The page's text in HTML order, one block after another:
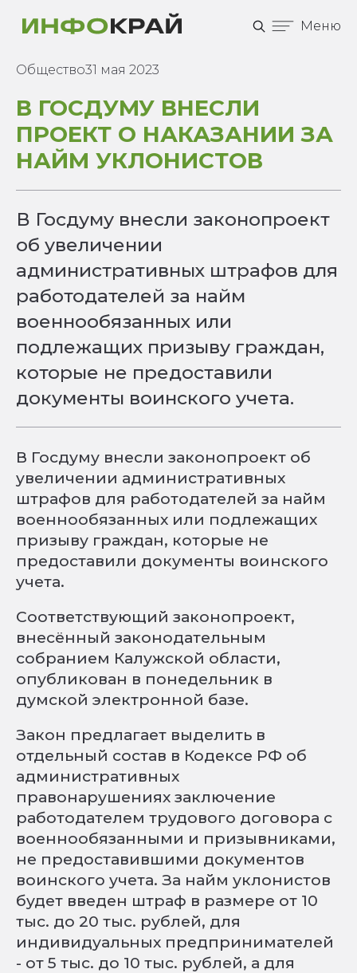
Меню
Общество31 мая 2023
В ГОСДУМУ ВНЕСЛИ
ПРОЕКТ О НАКАЗАНИИ ЗА
НАЙМ УКЛОНИСТОВ
В Госдуму внесли законопроект
об увеличении
административных штрафов для
работодателей за найм
военнообязанных или
подлежащих призыву граждан,
которые не предоставили
документы воинского учета.
В Госдуму внесли законопроект об
увеличении административных
штрафов для работодателей за найм
военнообязанных или подлежащих
призыву граждан, которые не
предоставили документы воинского
учета.
Соответствующий законопроект,
внесённый законодательным
собранием Калужской области,
опубликован в понедельник в
думской электронной базе.
Закон предлагает выделить в
отдельный состав в Кодексе РФ об
административных
правонарушениях заключение
работодателем трудового договора с
военнообязанными и призывниками,
не предоставившими документов
воинского учета. За найм уклонистов
будет введен штраф в размере от 10
тыс. до 20 тыс. рублей, для
индивидуальных предпринимателей
- от 5 тыс. до 10 тыс. рублей, а для